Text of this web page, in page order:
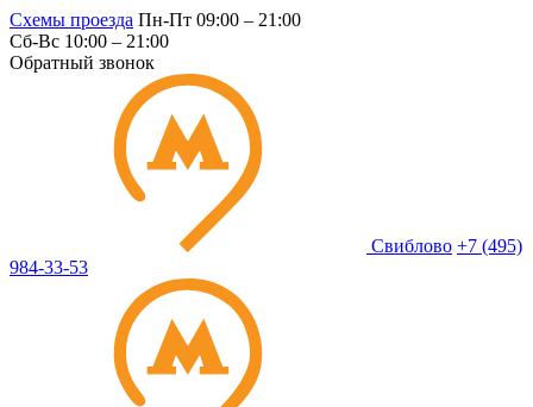
Схемы проезда Пн-Пт 09:00 – 21:00
Сб-Вс 10:00 – 21:00
Обратный звонок
Свиблово +7 (495)
984-33-53